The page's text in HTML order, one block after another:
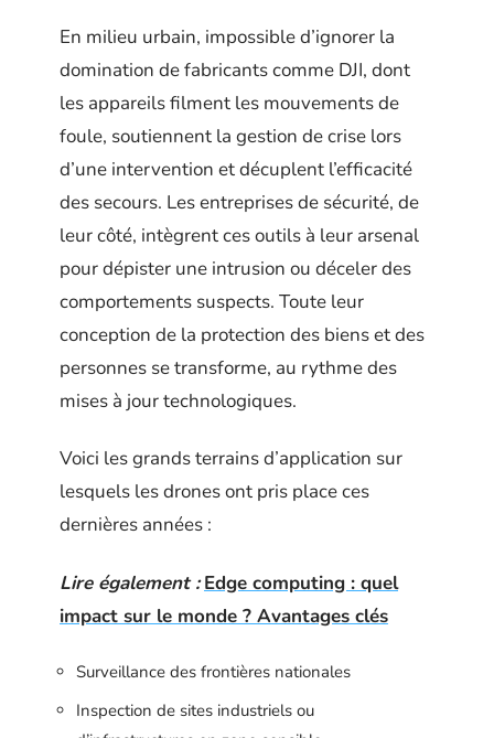
En milieu urbain, impossible d’ignorer la
domination de fabricants comme DJI, dont
les appareils filment les mouvements de
foule, soutiennent la gestion de crise lors
d’une intervention et décuplent l’efficacité
des secours. Les entreprises de sécurité, de
leur côté, intègrent ces outils à leur arsenal
pour dépister une intrusion ou déceler des
comportements suspects. Toute leur
conception de la protection des biens et des
personnes se transforme, au rythme des
mises à jour technologiques.
Voici les grands terrains d’application sur
lesquels les drones ont pris place ces
dernières années :
Lire également : Edge computing : quel
impact sur le monde ? Avantages clés
Surveillance des frontières nationales
Inspection de sites industriels ou